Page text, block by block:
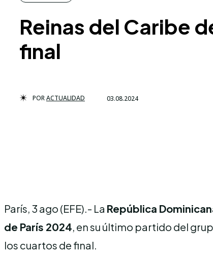
Reinas del Caribe
final
PORACTUALIDAD 03.08.2024
París, 3 ago (EFE).- La República
de París 2024, en su último partido del
los cuartos de final.